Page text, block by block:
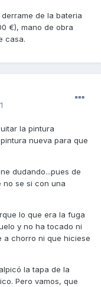
de la bateria
€), mano de obra
casa.
la pintura
nueva para que
dudando...pues de
se si con una
lo que era la fuga
y no ha tocado ni
a chorro ni que hiciese
la tapa de la
Pero vamos, que